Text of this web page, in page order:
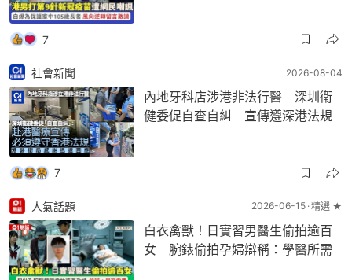
7
社會新聞 2026-08-04
內地牙科店涉港非法行醫 深圳衞
健委促自查自糾 宣傳遵深港法規
7
人氣話題 2026-06-15 精選 ★
白衣禽獸！日實習男醫生偷拍逾百
女 腕錶偷拍孕婦辯稱：學醫所需